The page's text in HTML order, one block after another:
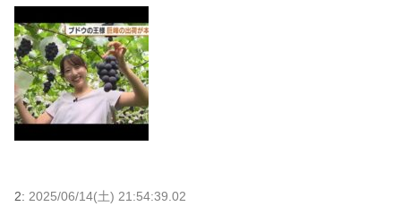
2: 2025/06/14(土) 21:54:39.02